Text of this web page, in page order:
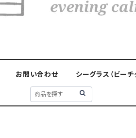
お問い合わせ シーグラス（ビーチ